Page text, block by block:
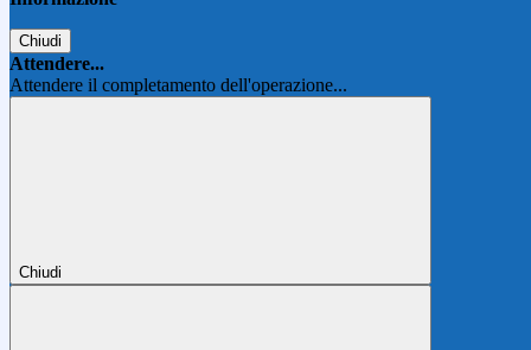
Chiudi
Attendere...
Attendere il completamento dell'operazione...
Chiudi